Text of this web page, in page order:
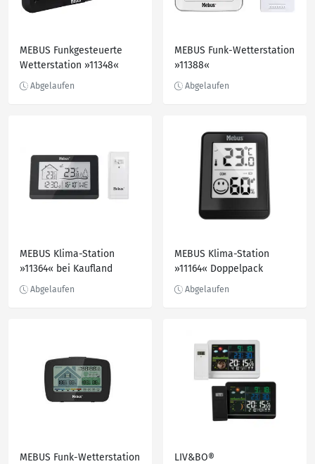
MEBUS Funkgesteuerte
Wetterstation »11348«
MEBUS Funk-Wetterstation
»11388«
MEBUS Klima-Station
»11364« bei Kaufland
MEBUS Klima-Station
»11164« Doppelpack
MEBUS Funk-Wetterstation
LIV&BO®